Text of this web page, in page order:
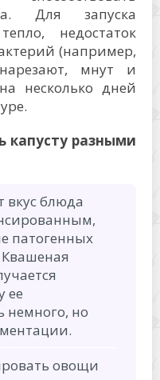
Для запуска
недостаток
(например,
мнут и
несколько дней
капусту разными
вкус блюда
патогенных
ее
немного, но
овощи